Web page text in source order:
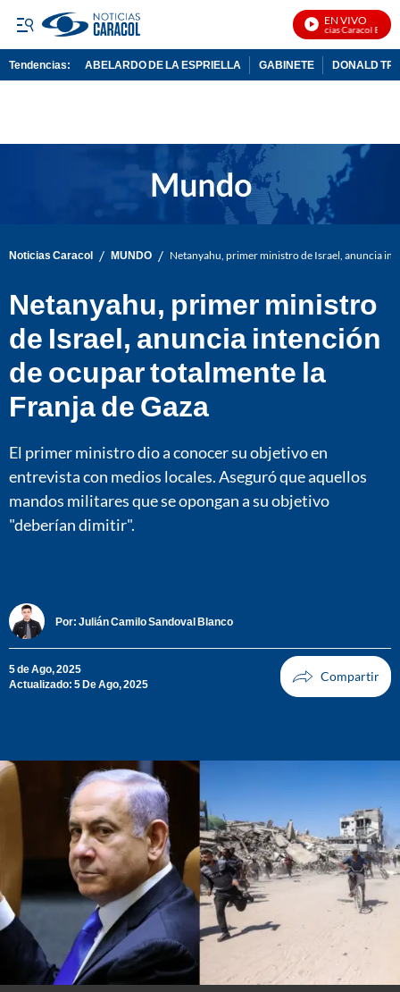
EN VIVO
Noticias Caracol En Vivo
Tendencias: ABELARDO DE LA ESPRIELLA GABINETE DONALD
Noticias Caracol / MUNDO / Netanyahu, primer ministro de Israel, anuncia
Netanyahu, primer ministro
de Israel, anuncia intención
de ocupar totalmente la
Franja de Gaza
El primer ministro dio a conocer su objetivo en
entrevista con medios locales. Aseguró que aquellos
mandos militares que se opongan a su objetivo
"deberían dimitir".
Por: Julián Camilo Sandoval Blanco
5 de Ago, 2025
Actualizado: 5 De Ago, 2025